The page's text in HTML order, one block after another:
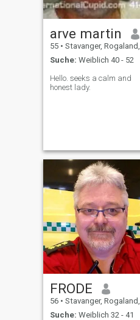
arve martin
55 • Stavanger, Rogaland, Norwegen
Suche: Weiblich 40 - 52
Hello. seeks a calm and
honest lady.
FRODE
56 • Stavanger, Rogaland, Norwegen
Suche: Weiblich 32 - 41